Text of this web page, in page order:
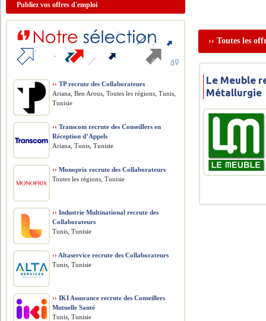
›› Toutes les
Le Meuble
Métallurgie
Publiez vos offres d'emploi
›› TP recrute des Collaborateurs
Ariana, Ben Arous, Toutes les régions, Tunis,
Tunisie
›› Transcom recrute des Conseillers en
Réception d’Appels
Ariana, Tunis, Tunisie
›› Monoprix recrute des Collaborateurs
Toutes les régions, Tunisie
›› Industrie Multinational recrute des
Collaborateurs
Tunis, Tunisie
›› Altaservice recrute des Collaborateurs
Tunis, Tunisie
›› IKI Assurance recrute des Conseillers
Mutuelle Santé
Tunis, Tunisie